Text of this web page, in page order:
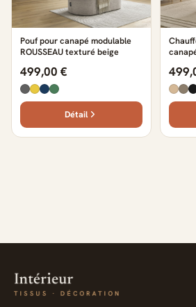
Pouf pour canapé modulable
ROUSSEAU texturé beige
499,00 €
Détail